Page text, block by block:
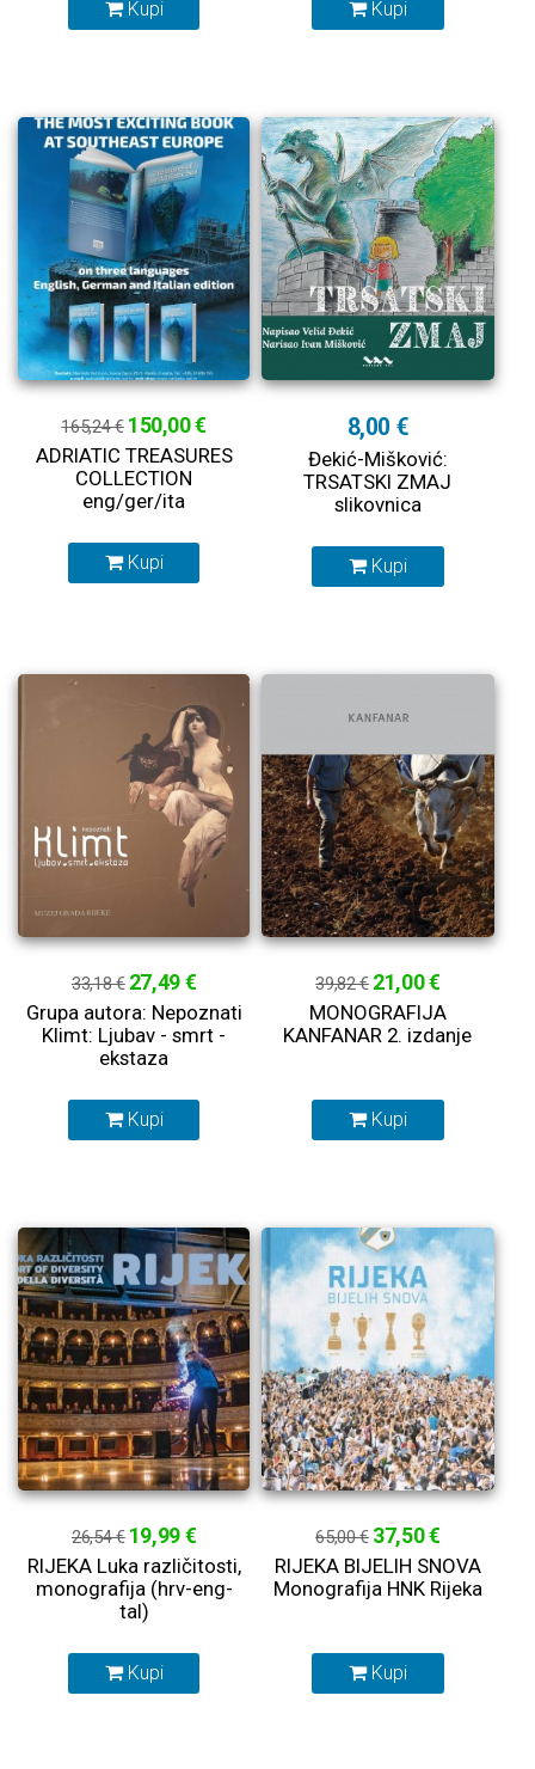
Kupi Kupi
165,24 € 150,00 €
ADRIATIC TREASURES
COLLECTION
eng/ger/ita
Kupi
8,00 €
Đekić-Mišković:
TRSATSKI ZMAJ
slikovnica
Kupi
33,18 € 27,49 €
Grupa autora: Nepoznati
Klimt: Ljubav - smrt -
ekstaza
Kupi
39,82 € 21,00 €
MONOGRAFIJA
KANFANAR 2. izdanje
Kupi
26,54 € 19,99 €
RIJEKA Luka različitosti,
monografija (hrv-eng-
tal)
Kupi
65,00 € 37,50 €
RIJEKA BIJELIH SNOVA
Monografija HNK Rijeka
Kupi